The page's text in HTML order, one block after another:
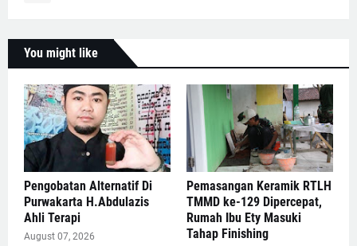
You might like
Pengobatan Alternatif Di
Purwakarta H.Abdulazis
Ahli Terapi
August 07, 2026
Pemasangan Keramik RTLH
TMMD ke-129 Dipercepat,
Rumah Ibu Ety Masuki
Tahap Finishing